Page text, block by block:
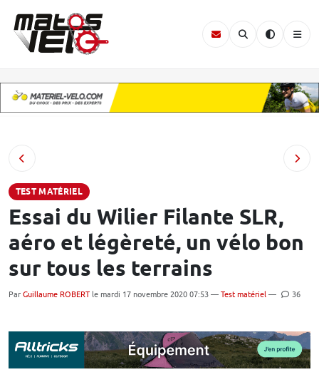
TEST MATÉRIEL
Essai du Wilier Filante SLR,
aéro et légèreté, un vélo bon
sur tous les terrains
Par Guillaume ROBERT le mardi 17 novembre 2020 07:53 — Test matériel — 36